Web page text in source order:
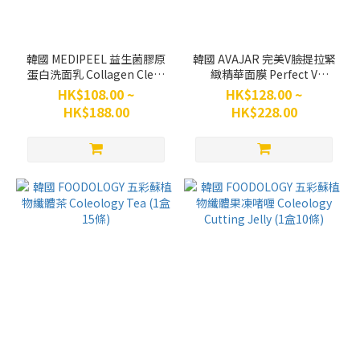
韓國 MEDIPEEL 益生菌膠原
蛋白洗面乳 Collagen Clear
Foam Cleanser 300ml
HK$108.00 ~
HK$188.00
韓國 AVAJAR 完美V臉提拉緊
緻精華面膜 Perfect V
Lifting Premium Plus Mask
(1盒5片)
HK$128.00 ~
HK$228.00